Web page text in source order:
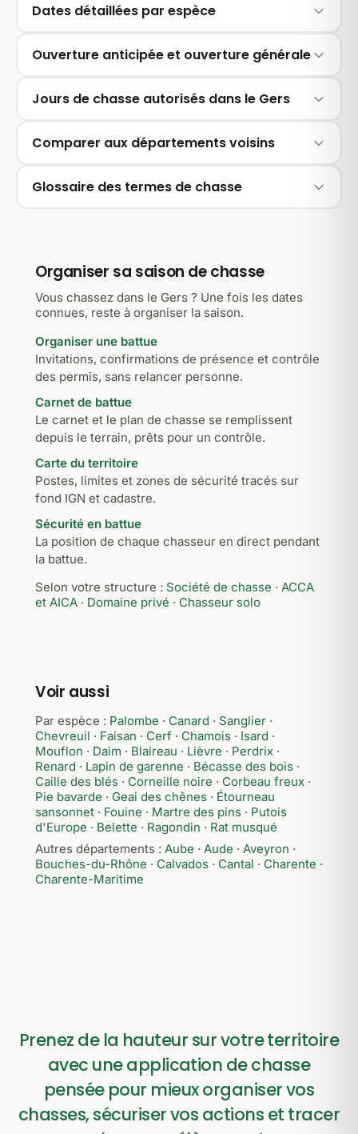
Dates détaillées par espèce
Ouverture anticipée et ouverture générale
Jours de chasse autorisés dans le Gers
Comparer aux départements voisins
Glossaire des termes de chasse
Organiser sa saison de chasse
Vous chassez dans le Gers ? Une fois les dates
connues, reste à organiser la saison.
Organiser une battue
Invitations, confirmations de présence et contrôle
des permis, sans relancer personne.
Carnet de battue
Le carnet et le plan de chasse se remplissent
depuis le terrain, prêts pour un contrôle.
Carte du territoire
Postes, limites et zones de sécurité tracés sur
fond IGN et cadastre.
Sécurité en battue
La position de chaque chasseur en direct pendant
la battue.
Selon votre structure : Société de chasse · ACCA
et AICA · Domaine privé · Chasseur solo
Voir aussi
Par espèce : Palombe · Canard · Sanglier ·
Chevreuil · Faisan · Cerf · Chamois · Isard ·
Mouflon · Daim · Blaireau · Lièvre · Perdrix ·
Renard · Lapin de garenne · Bécasse des bois ·
Caille des blés · Corneille noire · Corbeau freux ·
Pie bavarde · Geai des chênes · Étourneau
sansonnet · Fouine · Martre des pins · Putois
d'Europe · Belette · Ragondin · Rat musqué
Autres départements : Aube · Aude · Aveyron ·
Bouches-du-Rhône · Calvados · Cantal · Charente ·
Charente-Maritime
Prenez de la hauteur sur votre territoire
avec une application de chasse
pensée pour mieux organiser vos
chasses, sécuriser vos actions et tracer